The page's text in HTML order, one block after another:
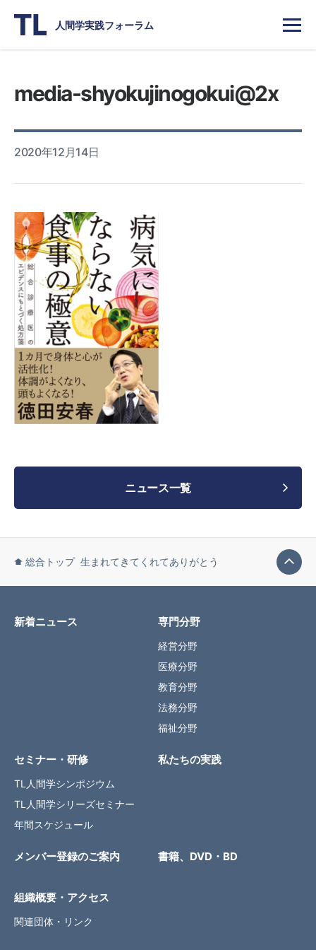
人間学実践フォーラム
media-shyokujinogokui@2x
2020年12月14日
ニュース一覧
総合トップ 生まれてきてくれてありがとう
新着ニュース 専門分野
経営分野
医療分野
教育分野
法務分野
福祉分野
セミナー・研修
TL人間学シンポジウム
TL人間学シリーズセミナー
年間スケジュール
私たちの実践
メンバー登録のご案内 書籍、DVD・BD
組織概要・アクセス
関連団体・リンク